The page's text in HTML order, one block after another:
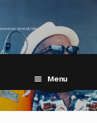
Menu